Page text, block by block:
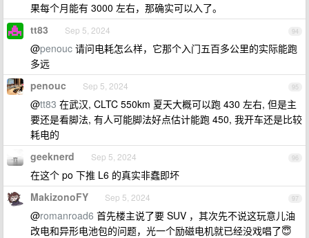
果每个月能有 3000 左右，那确实可以入了。
94
tt83 Sep 5, 2024
@penouc 请问电耗怎么样，它那个入门五百多公里的实际能跑
多远
95
penouc Sep 5, 2024
@tt83 在武汉, CLTC 550km 夏天大概可以跑 430 左右, 但是主
要还是看脚法, 有人可能脚法好点估计能跑 450, 我开车还是比较
耗电的
96
geeknerd Sep 5, 2024
在这个 po 下推 L6 的真实非蠢即坏
97
MakizonoFY Sep 5, 2024
@romanroad6 首先楼主说了要 SUV ，其次先不说这玩意儿油
改电和异形电池包的问题，光一个励磁电机就已经没戏唱了😇